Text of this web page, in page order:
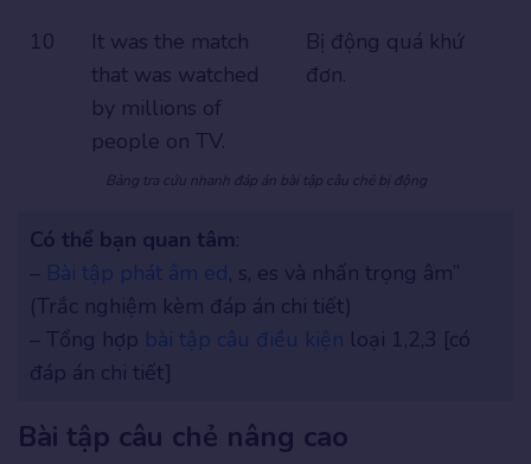
10
It was the match
that was watched
by millions of
people on TV.
Bị động quá khứ
đơn.
Bảng tra cứu nhanh đáp án bài tập câu chẻ bị động
Có thể bạn quan tâm
– Bài tập phát âm ed, s, es và nhấn trọng âm”
(Trắc nghiệm kèm đáp án chi tiết)
– Tổng hợp bài tập câu điều kiện loại 1,2,3 [có
đáp án chi tiết]
Bài tập câu chẻ nâng cao